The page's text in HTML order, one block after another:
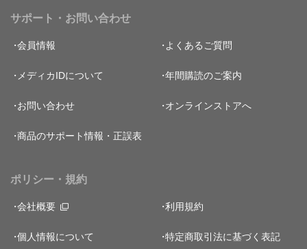
サポート・お問い合わせ
会員情報 よくあるご質問
メディカIDについて 年間購読のご案内
お問い合わせ オンラインストアへ
商品のサポート情報・正誤表
ポリシー・規約
会社概要 利用規約
個人情報について 特定商取引法に基づく表記